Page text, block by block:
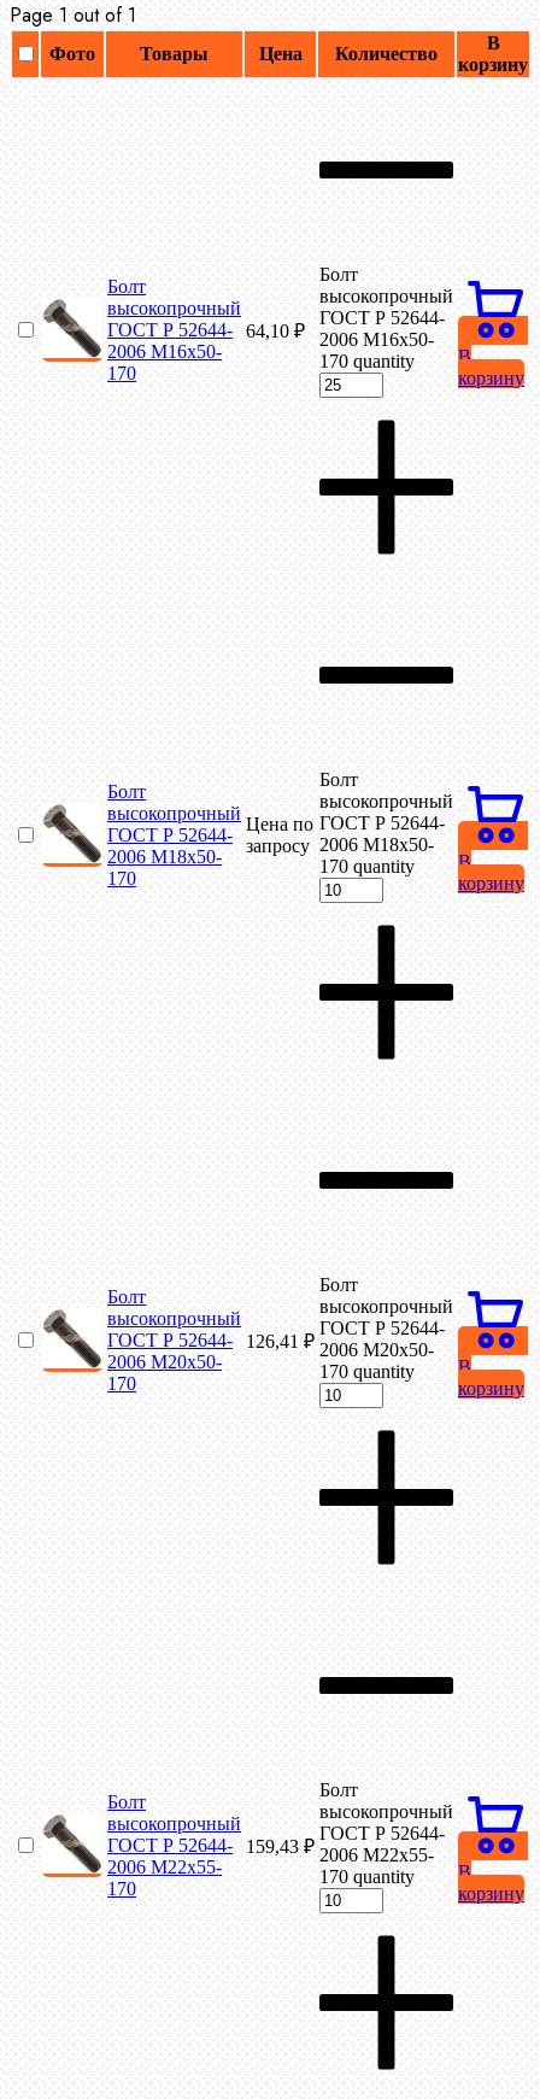
Page 1 out of 1
Фото Товары Цена Количество
В
корзину
Болт
высокопрочный
ГОСТ Р 52644-
2006 М16х50-
170
64,10 ₽
Болт
высокопрочный
ГОСТ Р 52644-
2006 М16х50-
170 quantity
В
корзину
Болт
высокопрочный
ГОСТ Р 52644-
2006 М18х50-
170
Цена по
запросу
Болт
высокопрочный
ГОСТ Р 52644-
2006 М18х50-
170 quantity
В
корзину
Болт
высокопрочный
ГОСТ Р 52644-
2006 М20х50-
170
126,41 ₽
Болт
высокопрочный
ГОСТ Р 52644-
2006 М20х50-
170 quantity
В
корзину
Болт
высокопрочный
ГОСТ Р 52644-
2006 М22х55-
170
159,43 ₽
Болт
высокопрочный
ГОСТ Р 52644-
2006 М22х55-
170 quantity
В
корзину